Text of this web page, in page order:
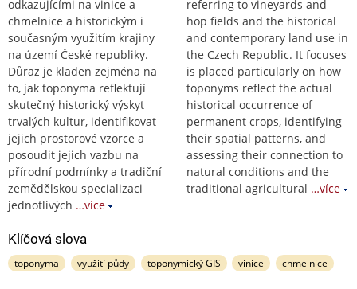
odkazujícími na vinice a
chmelnice a historickým i
současným využitím krajiny
na území České republiky.
Důraz je kladen zejména na
to, jak toponyma reflektují
skutečný historický výskyt
trvalých kultur, identifikovat
jejich prostorové vzorce a
posoudit jejich vazbu na
přírodní podmínky a tradiční
zemědělskou specializaci
jednotlivých …více
referring to vineyards and
hop fields and the historical
and contemporary land use in
the Czech Republic. It focuses
is placed particularly on how
toponyms reflect the actual
historical occurrence of
permanent crops, identifying
their spatial patterns, and
assessing their connection to
natural conditions and the
traditional agricultural …více
Klíčová slova
toponyma využití půdy toponymický GIS vinice chmelnice